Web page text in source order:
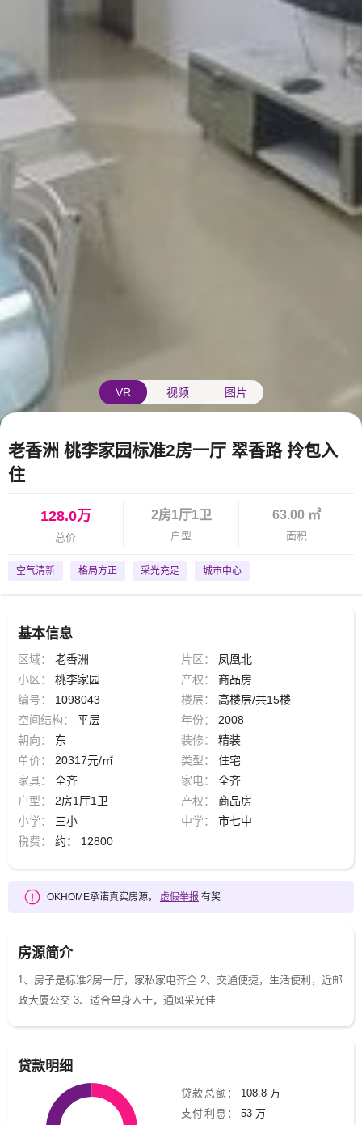
VR 视频 图片
老香洲 桃李家园标准2房一厅 翠香路 拎包入
住
128.0万
总价
2房1厅1卫
户型
63.00 ㎡
面积
空气清新 格局方正 采光充足 城市中心
基本信息
区域： 老香洲 片区：
凤凰北
小区：
桃李家园 产权：
商品房
编号：
1098043 楼层：
高楼层/共15楼
空间结构：
平层 年份：
2008
朝向：
东 装修：
精装
单价：
20317元/㎡ 类型：
住宅
家具：
全齐 家电：
全齐
户型：
2房1厅1卫 产权：
商品房
小学：
三小 中学：
市七中
税费：
约： 12800
OKHOME承诺真实房源， 虚假举报 有奖
房源简介
1、房子是标准2房一厅，家私家电齐全 2、交通便捷，生活便利，近邮
政大厦公交 3、适合单身人士，通风采光佳
贷款明细
贷款总额：
108.8 万
支付利息：
53 万